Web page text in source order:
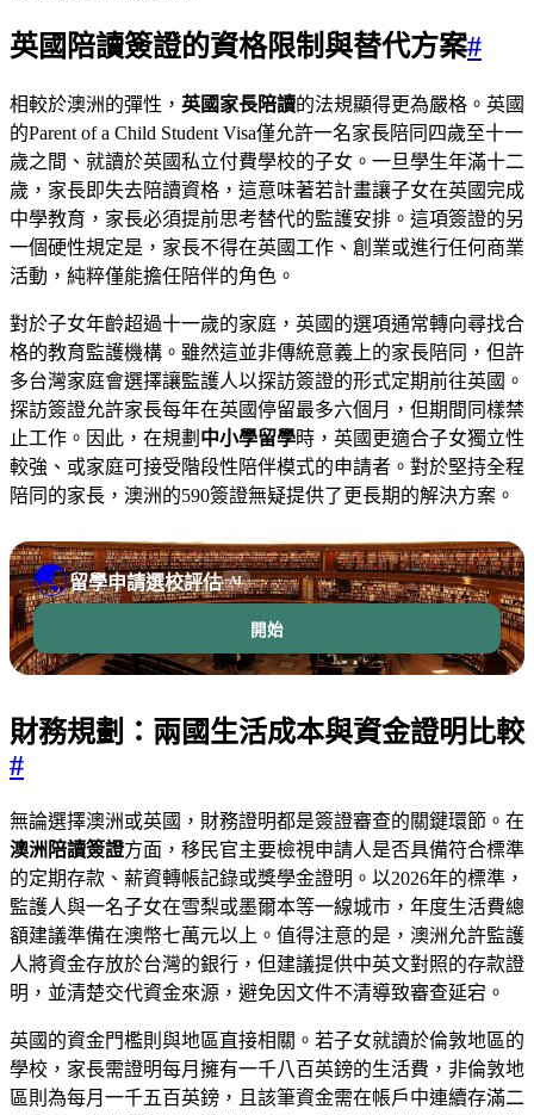
英國陪讀簽證的資格限制與替代方案#
相較於澳洲的彈性， 英國家長陪讀的法規顯得更為嚴格。英國
的Parent of a Child Student Visa僅允許一名家長陪同四歲至十一
歲之間、就讀於英國私立付費學校的子女。一旦學生年滿十二
歲，家長即失去陪讀資格，這意味著若計畫讓子女在英國完成
中學教育，家長必須提前思考替代的監護安排。這項簽證的另
一個硬性規定是，家長不得在英國工作、創業或進行任何商業
活動，純粹僅能擔任陪伴的角色。
對於子女年齡超過十一歲的家庭，英國的選項通常轉向尋找合
格的教育監護機構。雖然這並非傳統意義上的家長陪同，但許
多台灣家庭會選擇讓監護人以探訪簽證的形式定期前往英國。
探訪簽證允許家長每年在英國停留最多六個月，但期間同樣禁
止工作。因此，在規劃 中小學留學時，英國更適合子女獨立性
較強、或家庭可接受階段性陪伴模式的申請者。對於堅持全程
陪同的家長，澳洲的590簽證無疑提供了更長期的解決方案。
🌏留學申請選校評估 AI
開始
財務規劃：兩國生活成本與資金證明比較
#
無論選擇澳洲或英國，財務證明都是簽證審查的關鍵環節。在
澳洲陪讀簽證方面，移民官主要檢視申請人是否具備符合標準
的定期存款、薪資轉帳記錄或獎學金證明。以2026年的標準，
監護人與一名子女在雪梨或墨爾本等一線城市，年度生活費總
額建議準備在澳幣七萬元以上。值得注意的是，澳洲允許監護
人將資金存放於台灣的銀行，但建議提供中英文對照的存款證
明，並清楚交代資金來源，避免因文件不清導致審查延宕。
英國的資金門檻則與地區直接相關。若子女就讀於倫敦地區的
學校，家長需證明每月擁有一千八百英鎊的生活費，非倫敦地
區則為每月一千五百英鎊，且該筆資金需在帳戶中連續存滿二